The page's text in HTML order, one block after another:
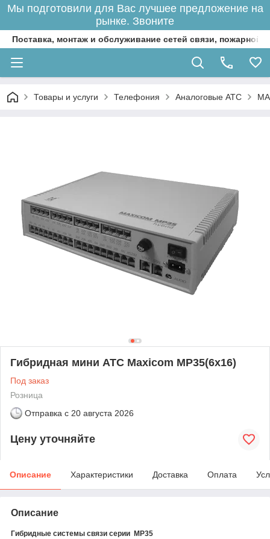
Мы подготовили для Вас лучшее предложение на
рынке. Звоните
Поставка, монтаж и обслуживание сетей связи, пожарной
Товары и услуги Телефония Аналоговые АТС
Гибридная мини АТС Maxicom MP35(6х16)
Под заказ
Розница
Отправка с 20 августа 2026
Цену уточняйте
Описание Характеристики Доставка Оплата
Описание
Гибридные системы связи серии MP35